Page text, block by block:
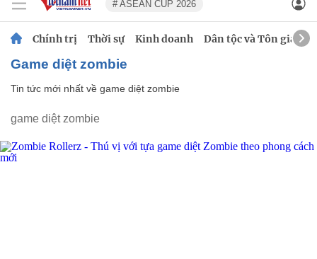
# ASEAN CUP 2026
Chính trị Thời sự Kinh doanh Dân tộc và Tôn giáo
game diệt zombie
Tin tức mới nhất về game diệt zombie
game diệt zombie